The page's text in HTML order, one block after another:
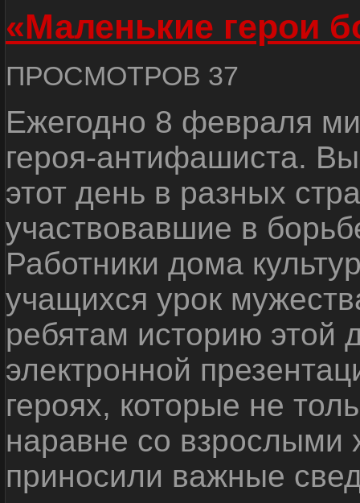
«Маленькие герои
ПРОСМОТРОВ 37
Ежегодно 8 февраля
героя-антифашиста.
этот день в разных
участвовавшие в
Работники дома
учащихся урок
ребятам историю
электронной
героях, которые не
наравне со взрослыми
приносили важные